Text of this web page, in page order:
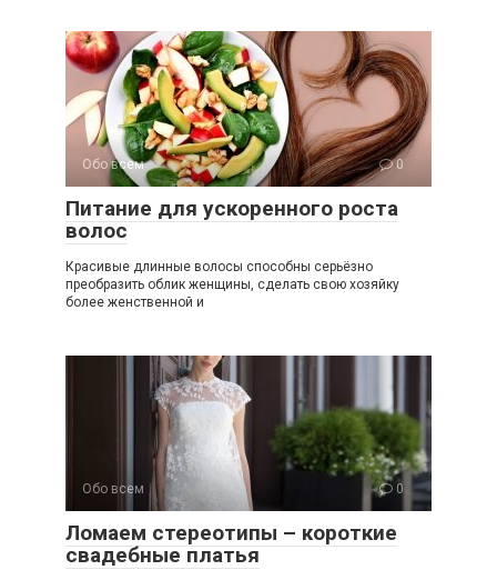
Обо всем 0
Питание для ускоренного роста
волос
Красивые длинные волосы способны серьёзно
преобразить облик женщины, сделать свою хозяйку
более женственной и
Обо всем 0
Ломаем стереотипы – короткие
свадебные платья